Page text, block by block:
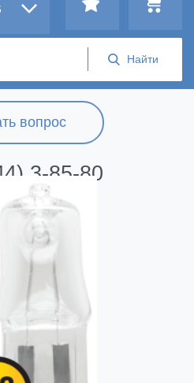
вопрос
3-85-80